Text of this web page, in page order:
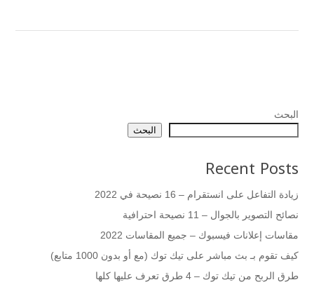
البحث
البحث
Recent Posts
زيادة التفاعل على انستقرام – 16 نصيحة في 2022
نصائح التصوير بالجوال – 11 نصيحة احترافية
مقاسات إعلانات فيسبوك – جميع المقاسات 2022
كيف تقوم بـ بث مباشر على تيك توك (مع أو بدون 1000 متابع)
طرق الربح من تيك توك – 4 طرق تعرف عليها كلها